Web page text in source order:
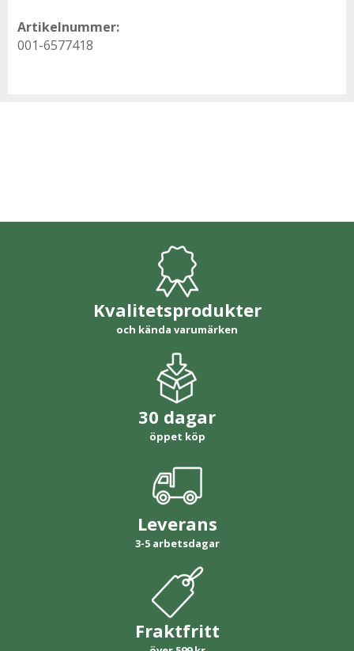
Artikelnummer:
001-6577418
Kvalitetsprodukter
och kända varumärken
30 dagar
öppet köp
Leverans
3-5 arbetsdagar
Fraktfritt